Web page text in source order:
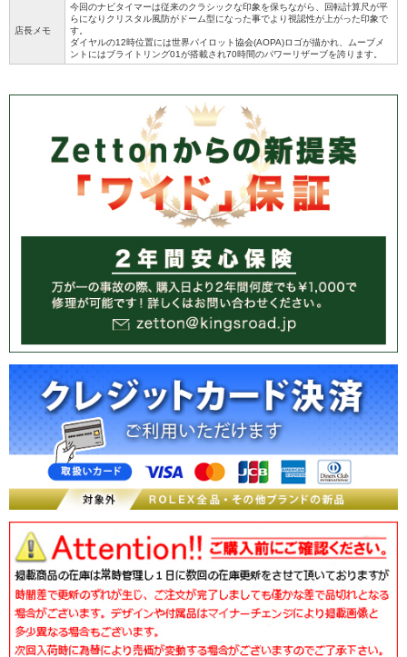
店長メモ
今回のナビタイマーは従来のクラシックな印象を保ちながら、回転計算尺が平
らになりクリスタル風防がドーム型になった事でより視認性が上がった印象で
す。
ダイヤルの12時位置には世界パイロット協会(AOPA)ロゴが描かれ、ムーブメ
ントにはブライトリング01が搭載され70時間のパワーリザーブを誇ります。